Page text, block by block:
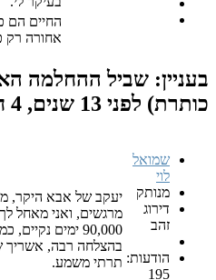
החיים הם כמו חץ וקשת ,
אחורה רק כדי לעוף רחוק
ההחלמה האישית שלי
4 חודשים
יעקב של אבא היקר, מאוד שמח
90,000 ימים נקיים, כמובן שכל יום רק להיום
בהצלחה רבה, אשריך שאתה מתכונן
תרתי משמע.